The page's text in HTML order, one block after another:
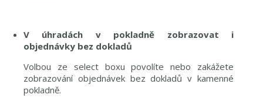
V úhradách v pokladně zobrazovat i
objednávky bez dokladů
Volbou ze select boxu povolíte nebo zakážete
zobrazování objednávek bez dokladů v kamenné
pokladně.